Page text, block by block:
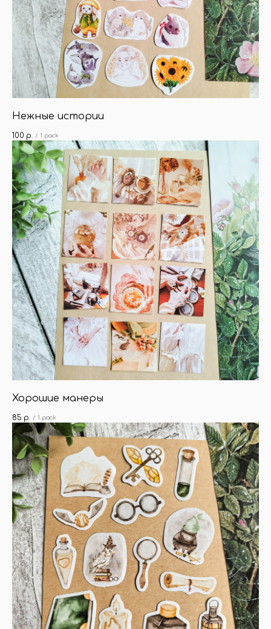
Нежные истории
100 р. / 1 pack
Хорошие манеры
85 р. / 1 pack